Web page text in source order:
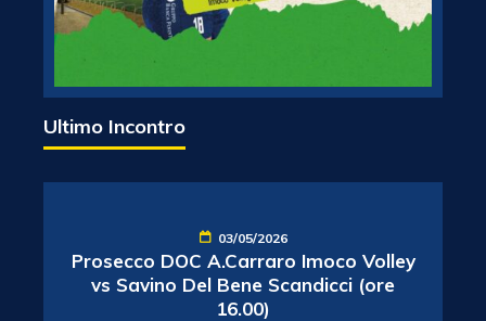
Ultimo Incontro
03/05/2026
Prosecco DOC A.Carraro Imoco Volley
vs Savino Del Bene Scandicci (ore
16.00)